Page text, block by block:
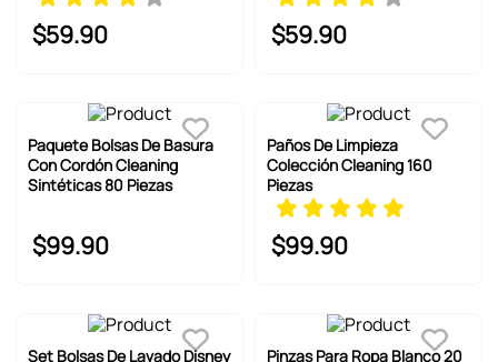
$59.90 $59.90
Paquete Bolsas De Basura
Con Cordón Cleaning
Sintéticas 80 Piezas
$99.90
Paños De Limpieza
Colección Cleaning 160
Piezas
$99.90
Set Bolsas De Lavado Disney Pinzas Para Ropa Blanco 20